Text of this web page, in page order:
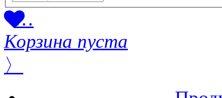
…
Корзина пуста
〉